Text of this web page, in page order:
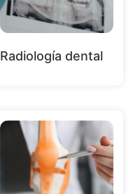
Radiología dental